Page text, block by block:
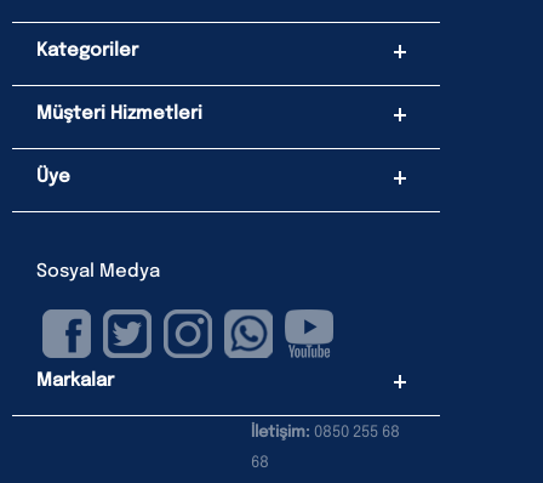
Kategoriler
Müşteri Hizmetleri
Üye
Sosyal Medya
Markalar
İletişim: 0850 255 68
68